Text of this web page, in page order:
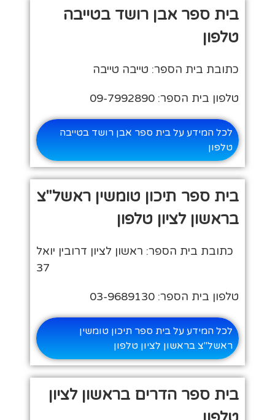
בית ספר אבן רושד בטייבה
טלפון
כתובת בית הספר: טייבה טייבה
טלפון בית הספר: 09-7992890
לכל המידע על בית ספר אבן רושד בטייבה
טלפון
בית ספר תיכון טומשין ראשל"צ
בראשון לציון טלפון
כתובת בית הספר: ראשון לציון דרובין יואל
37
טלפון בית הספר: 03-9689130
לכל המידע על בית ספר תיכון טומשין
ראשל"צ בראשון לציון טלפון
בית ספר הדרים בראשון לציון